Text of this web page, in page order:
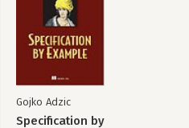
Gojko Adzic
Specification by